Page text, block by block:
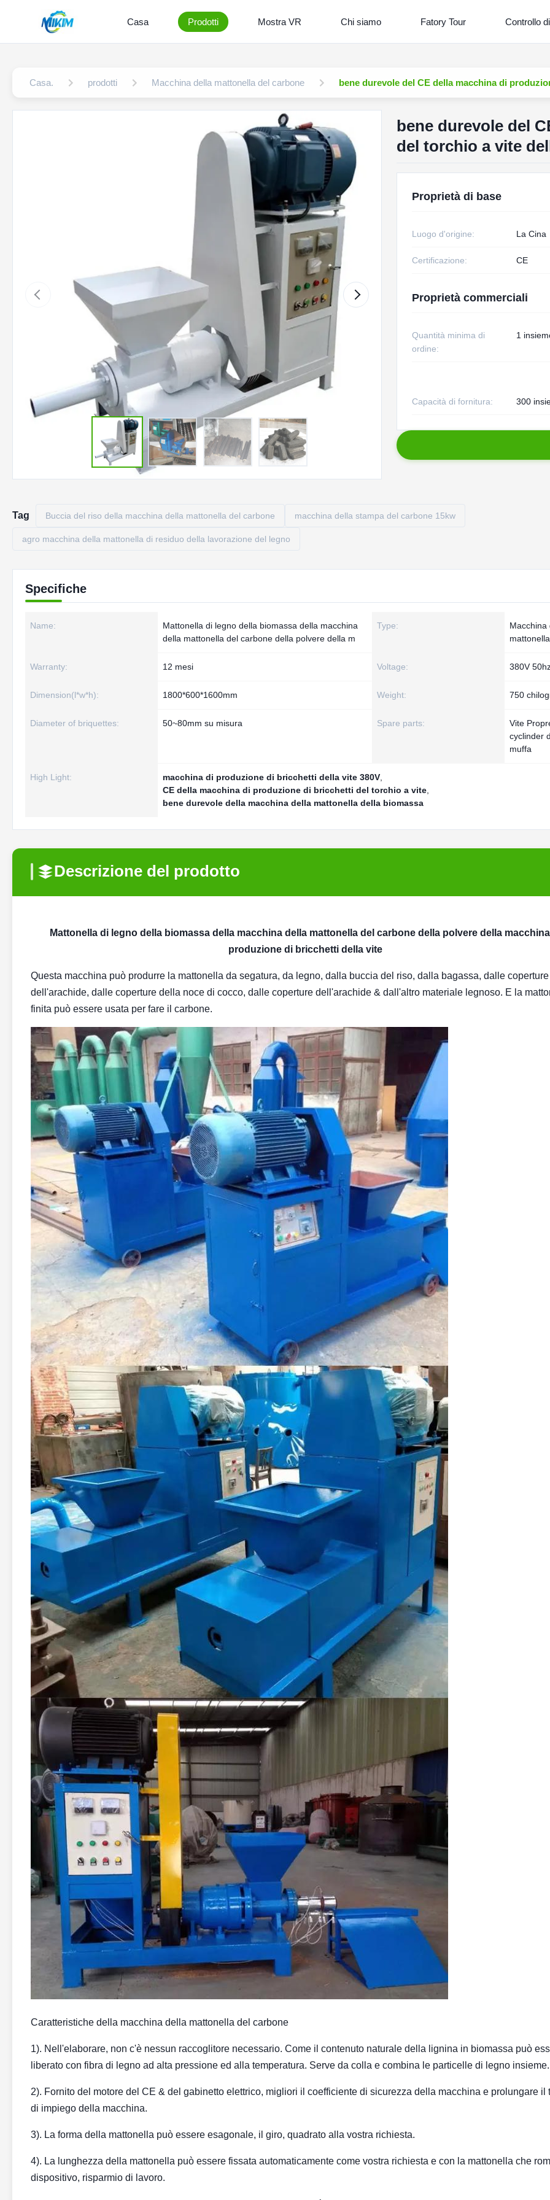
Casa Prodotti Mostra VR Chi siamo Fatory Tour Controllo
Casa. prodotti Macchina della mattonella del carbone bene durevole del CE della macchina di
bene durevole del
del torchio a vite
Proprietà di base
Luogo d'origine: La Cina
Certificazione: CE
Proprietà commerciali
Quantità minima di
ordine:
1
Capacità di fornitura: 300
Tag Buccia del riso della macchina della mattonella del carbone macchina della stampa del carbone 15kw
agro macchina della mattonella di residuo della lavorazione del legno
Specifiche
Name:
Mattonella di legno della biomassa della macchina
della mattonella del carbone della polvere della m
Type:
Macchina
mattonella
Warranty: 12 mesi Voltage: 380V
Dimension(l*w*h): 1800*600*1600mm Weight: 750
Diameter of briquettes: 50~80mm su misura Spare parts:
Vite
cyclinder
muffa
High Light: macchina di produzione di bricchetti della vite 380V
CE della macchina di produzione di bricchetti del torchio a vite
bene durevole della macchina della mattonella della biomassa
Descrizione del prodotto
Mattonella di legno della biomassa della macchina della mattonella del carbone della polvere della
produzione di bricchetti della vite
Questa macchina può produrre la mattonella da segatura, da legno, dalla buccia del riso, dalla bagassa, dalle coperture
dell'arachide, dalle coperture della noce di cocco, dalle coperture dell'arachide & dall'altro materiale legnoso. E la
finita può essere usata per fare il carbone.
Caratteristiche della macchina della mattonella del carbone
1). Nell'elaborare, non c'è nessun raccoglitore necessario. Come il contenuto naturale della lignina in biomassa può
liberato con fibra di legno ad alta pressione ed alla temperatura. Serve da colla e combina le particelle di legno insieme.
2). Fornito del motore del CE & del gabinetto elettrico, migliori il coefficiente di sicurezza della macchina e prolungare il
di impiego della macchina.
3). La forma della mattonella può essere esagonale, il giro, quadrato alla vostra richiesta.
4). La lunghezza della mattonella può essere fissata automaticamente come vostra richiesta e con la mattonella che
dispositivo, risparmio di lavoro.